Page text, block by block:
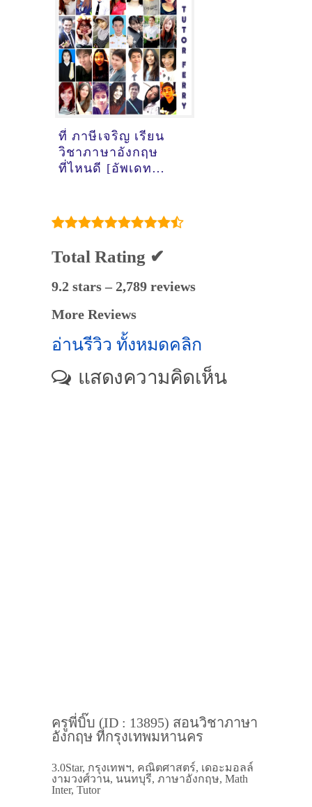
เมื่อ2/11/2024,
17:43:28]
ที่ ภาษีเจริญ เรียน
วิชาภาษาอังกฤษ
ที่ไหนดี [อัพเดท
เมื่อ2/11/2024,
12:06:31]
Total Rating ✔
9.2 stars – 2,789 reviews
More Reviews
อ่านรีวิว ทั้งหมดคลิก
แสดงความคิดเห็น
ครูพี่บิ๊บ (ID : 13895) สอนวิชาภาษา
อังกฤษ ที่กรุงเทพมหานคร
3.0Star, กรุงเทพฯ, คณิตศาสตร์, เดอะมอลล์
งามวงศ์วาน, นนทบุรี, ภาษาอังกฤษ, Math
Inter, Tutor